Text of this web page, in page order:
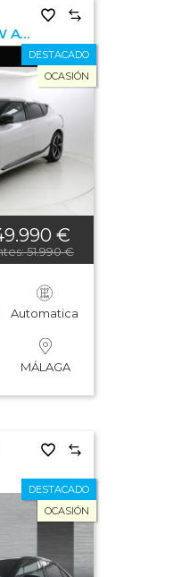
GT 77,4kWh 430kW AWD (Long Range)
DESTACADO
OCASIÓN
€
51.990 €
Automatica
MÁLAGA
DESTACADO
OCASIÓN